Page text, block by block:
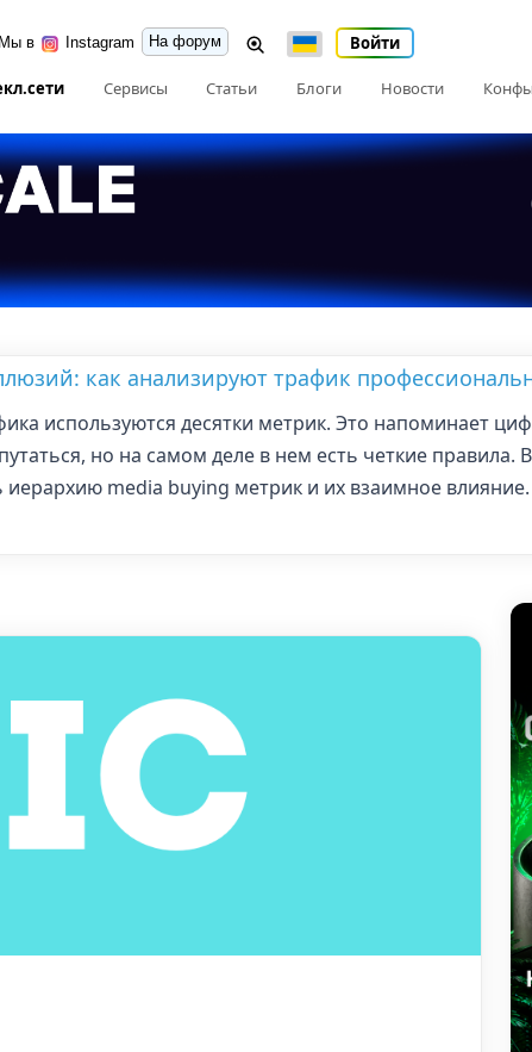
Мы в Instagram На форум Войти
Сервисы Статьи Блоги Новости Конфы
как анализируют трафик
используются десятки метрик. Это напоминает
но на самом деле в нем есть четкие правила.
иерархию media buying метрик и их взаимное влияние.